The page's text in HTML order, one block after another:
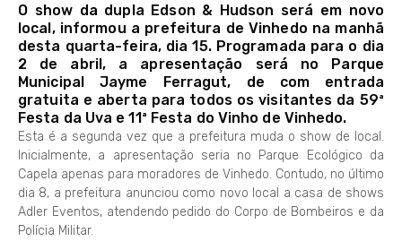
O show da dupla Edson & Hudson será em novo
local, informou a prefeitura de Vinhedo na manhã
desta quarta-feira, dia 15. Programada para o dia
2 de abril, a apresentação será no Parque
Municipal Jayme Ferragut, de com entrada
gratuita e aberta para todos os visitantes da 59ª
Festa da Uva e 11ª Festa do Vinho de Vinhedo.
Esta é a segunda vez que a prefeitura muda o show de local.
Inicialmente, a apresentação seria no Parque Ecológico da
Capela apenas para moradores de Vinhedo. Contudo, no último
dia 8, a prefeitura anunciou como novo local a casa de shows
Adler Eventos, atendendo pedido do Corpo de Bombeiros e da
Polícia Militar.